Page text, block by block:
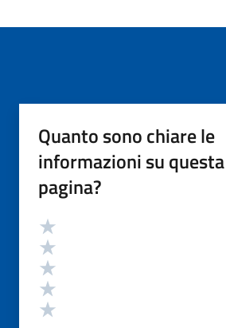
Quanto sono chiare le
informazioni su questa
pagina?
Valutazione